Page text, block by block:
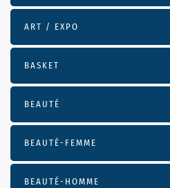
ART / EXPO
BASKET
BEAUTÉ
BEAUTÉ-FEMME
BEAUTÉ-HOMME